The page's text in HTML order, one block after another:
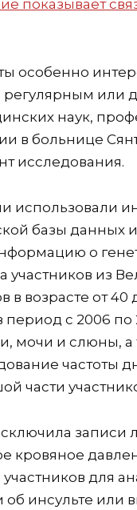
особенно
регулярным или
наук,
в больнице
исследования.
использовали
базы данных
о
участников из
в возрасте от
период с 2006
мочи и слюны,
частоты
части
записи
кровяное
участников для
инсульте или